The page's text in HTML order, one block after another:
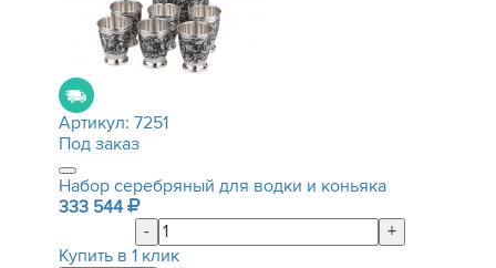
Артикул: 7251
Под заказ
Набор серебряный для водки и коньяка
333 544
-
+
Купить в 1 клик